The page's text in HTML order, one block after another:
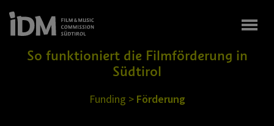
So funktioniert die Filmförderung in
Südtirol
Funding > Förderung